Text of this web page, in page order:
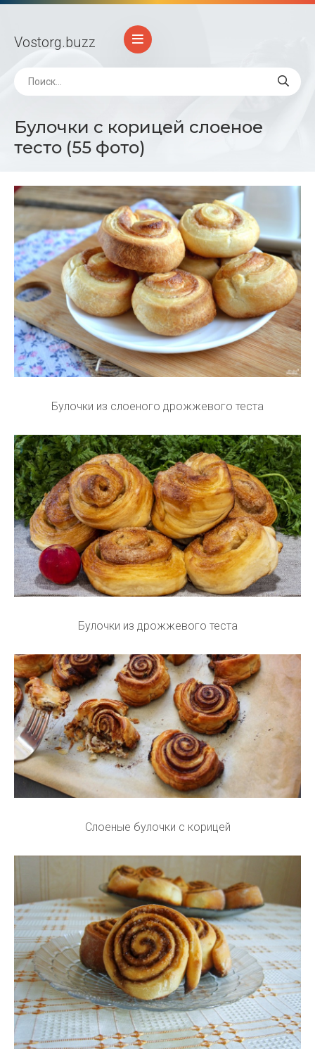
Vostorg.buzz
Булочки с корицей слоеное
тесто (55 фото)
Булочки из слоеного дрожжевого теста
Булочки из дрожжевого теста
Слоеные булочки с корицей